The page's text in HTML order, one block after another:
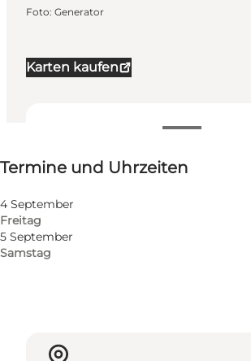
Karten kaufen
Termine und Uhrzeiten
Termine und Uhrzeiten
4 September
Freitag
5 September
Samstag
Website besuchen
Freunde, Mir selbst
Foto: Generator